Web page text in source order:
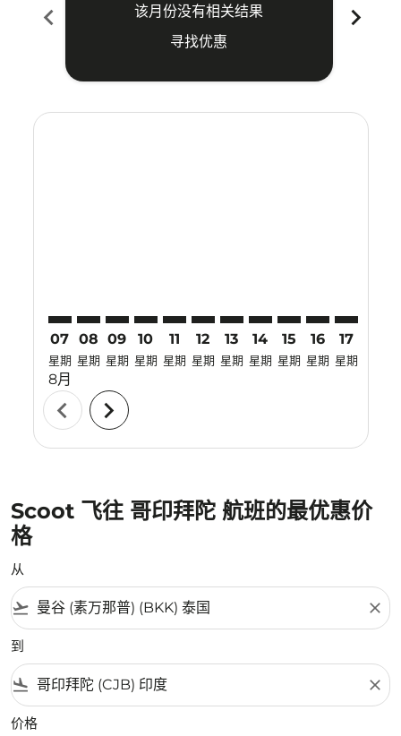
chevron_left
该月份没有相关结果
寻找优惠
chevron_right
07
星期
8月
08
星期
09
星期
10
星期
11
星期
12
星期
13
星期
14
星期
15
星期
16
星期
17
星期
chevron_left chevron_right
Scoot 飞往 哥印拜陀 航班的最优惠价
格
从
flight_takeoff close
到
flight_land close
价格